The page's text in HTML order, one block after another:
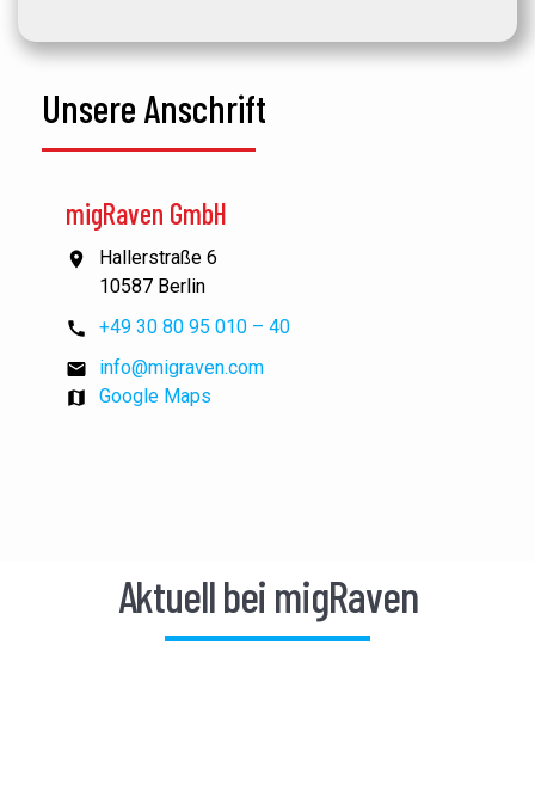
Unsere Anschrift
migRaven GmbH
Hallerstraße 6
10587 Berlin
+49 30 80 95 010 – 40
info@migraven.com
Google Maps
Aktuell bei migRaven